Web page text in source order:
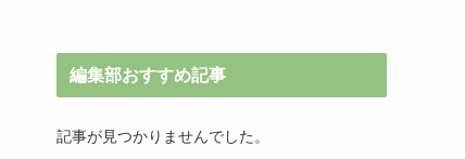
編集部おすすめ記事
記事が見つかりませんでした。